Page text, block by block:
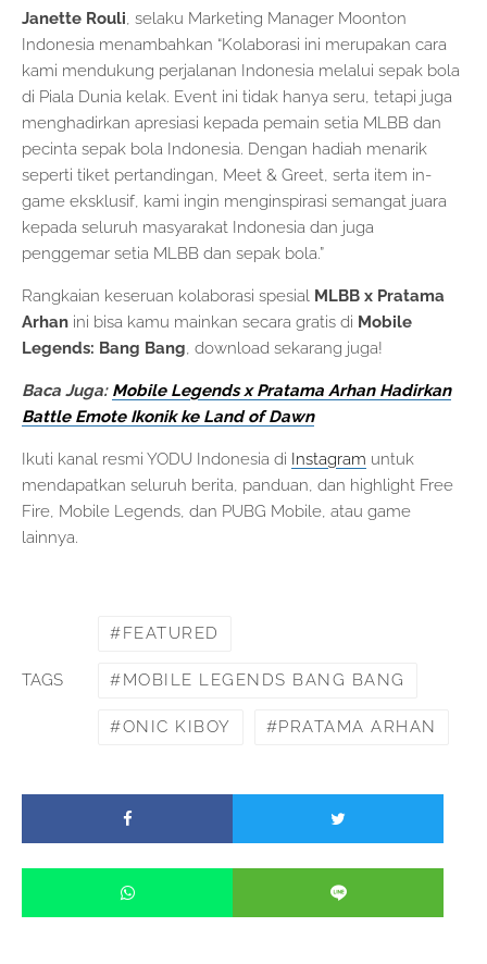
Janette Rouli, selaku Marketing Manager Moonton
Indonesia menambahkan “Kolaborasi ini merupakan cara
kami mendukung perjalanan Indonesia melalui sepak bola
di Piala Dunia kelak. Event ini tidak hanya seru, tetapi juga
menghadirkan apresiasi kepada pemain setia MLBB dan
pecinta sepak bola Indonesia. Dengan hadiah menarik
seperti tiket pertandingan, Meet & Greet, serta item in-
game eksklusif, kami ingin menginspirasi semangat juara
kepada seluruh masyarakat Indonesia dan juga
penggemar setia MLBB dan sepak bola.”
Rangkaian keseruan kolaborasi spesial MLBB x Pratama
Arhan ini bisa kamu mainkan secara gratis di Mobile
Legends: Bang Bang, download sekarang juga!
Baca Juga: Mobile Legends x Pratama Arhan Hadirkan
Battle Emote Ikonik ke Land of Dawn
Ikuti kanal resmi YODU Indonesia di Instagram untuk
mendapatkan seluruh berita, panduan, dan highlight Free
Fire, Mobile Legends, dan PUBG Mobile, atau game
lainnya.
TAGS
FEATURED
MOBILE LEGENDS BANG BANG
ONIC KIBOY PRATAMA ARHAN